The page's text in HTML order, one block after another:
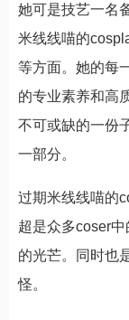
她可是技艺一名
米线线喵的
等方面。她的每
的专业素养和高
不可或缺的一份
一部分。
过期米线线喵的
超是众多coser
的光芒。同时也
怪。